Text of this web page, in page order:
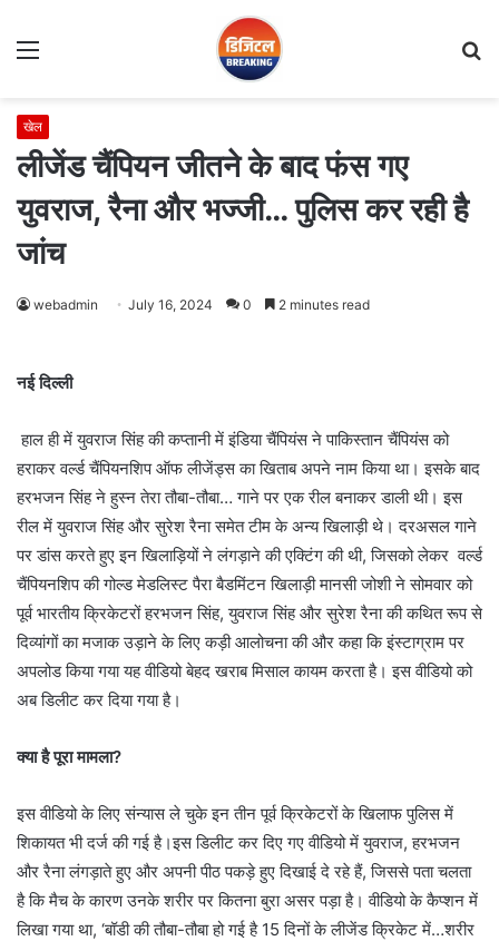
Menu
खेल
लीजेंड चैंपियन जीतने के बाद फंस गए
युवराज, रैना और भज्जी… पुलिस कर रही है
जांच
webadmin July 16, 2024 0 2 minutes read
नई दिल्ली
हाल ही में युवराज सिंह की कप्तानी में इंडिया चैंपियंस ने पाकिस्तान चैंपियंस को
हराकर वर्ल्ड चैंपियनशिप ऑफ लीजेंड्स का खिताब अपने नाम किया था। इसके बाद
हरभजन सिंह ने हुस्न तेरा तौबा-तौबा… गाने पर एक रील बनाकर डाली थी। इस
रील में युवराज सिंह और सुरेश रैना समेत टीम के अन्य खिलाड़ी थे। दरअसल गाने
पर डांस करते हुए इन खिलाड़ियों ने लंगड़ाने की एक्टिंग की थी, जिसको लेकर वर्ल्ड
चैंपियनशिप की गोल्ड मेडलिस्ट पैरा बैडमिंटन खिलाड़ी मानसी जोशी ने सोमवार को
पूर्व भारतीय क्रिकेटरों हरभजन सिंह, युवराज सिंह और सुरेश रैना की कथित रूप से
दिव्यांगों का मजाक उड़ाने के लिए कड़ी आलोचना की और कहा कि इंस्टाग्राम पर
अपलोड किया गया यह वीडियो बेहद खराब मिसाल कायम करता है। इस वीडियो को
अब डिलीट कर दिया गया है।
क्या है पूरा मामला?
इस वीडियो के लिए संन्यास ले चुके इन तीन पूर्व क्रिकेटरों के खिलाफ पुलिस में
शिकायत भी दर्ज की गई है।इस डिलीट कर दिए गए वीडियो में युवराज, हरभजन
और रैना लंगड़ाते हुए और अपनी पीठ पकड़े हुए दिखाई दे रहे हैं, जिससे पता चलता
है कि मैच के कारण उनके शरीर पर कितना बुरा असर पड़ा है। वीडियो के कैप्शन में
लिखा गया था, ‘बॉडी की तौबा-तौबा हो गई है 15 दिनों के लीजेंड क्रिकेट में…शरीर